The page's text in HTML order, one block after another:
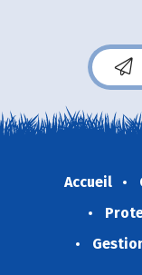
Accueil